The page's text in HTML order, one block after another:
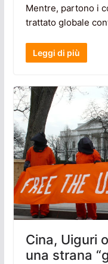
Mentre, partono i
trattato globale
Leggi di più
Cina, Uiguri
una strana